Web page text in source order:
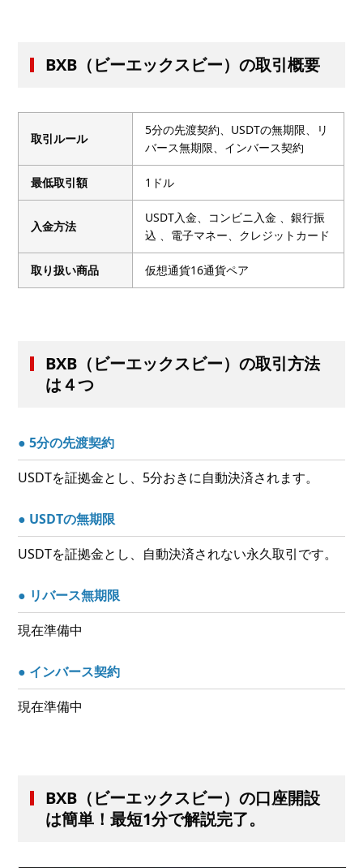
BXB（ビーエックスビー）の取引概要
取引ルール
5分の先渡契約、USDTの無期限、リ
バース無期限、インバース契約
最低取引額 1ドル
入金方法
USDT入金、コンビニ入金 、銀行振
込 、電子マネー、クレジットカード
取り扱い商品 仮想通貨16通貨ペア
BXB（ビーエックスビー）の取引方法
は４つ
● 5分の先渡契約
USDTを証拠金とし、5分おきに自動決済されます。
● USDTの無期限
USDTを証拠金とし、自動決済されない永久取引です。
● リバース無期限
現在準備中
● インバース契約
現在準備中
BXB（ビーエックスビー）の口座開設
は簡単！最短1分で解説完了。